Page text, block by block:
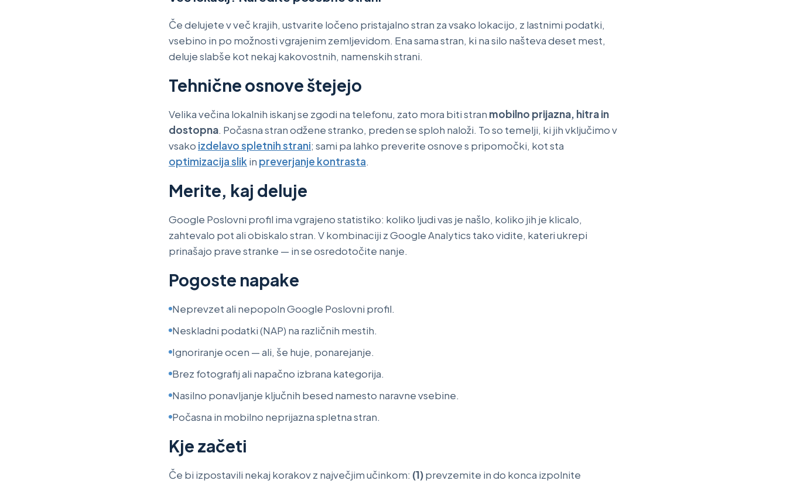
Če delujete v več krajih, ustvarite ločeno pristajalno stran za vsako lokacijo, z lastnimi podatki,
vsebino in po možnosti vgrajenim zemljevidom. Ena sama stran, ki na silo našteva deset mest,
deluje slabše kot nekaj kakovostnih, namenskih strani.
Tehnične osnove štejejo
Velika večina lokalnih iskanj se zgodi na telefonu, zato mora biti stran mobilno prijazna, hitra in
dostopna. Počasna stran odžene stranko, preden se sploh naloži. To so temelji, ki jih vključimo v
vsako izdelavo spletnih strani; sami pa lahko preverite osnove s pripomočki, kot sta
optimizacija slik in preverjanje kontrasta.
Merite, kaj deluje
Google Poslovni profil ima vgrajeno statistiko: koliko ljudi vas je našlo, koliko jih je klicalo,
zahtevalo pot ali obiskalo stran. V kombinaciji z Google Analytics tako vidite, kateri ukrepi
prinašajo prave stranke — in se osredotočite nanje.
Pogoste napake
Neprevzet ali nepopoln Google Poslovni profil.
Neskladni podatki (NAP) na različnih mestih.
Ignoriranje ocen — ali, še huje, ponarejanje.
Brez fotografij ali napačno izbrana kategorija.
Nasilno ponavljanje ključnih besed namesto naravne vsebine.
Počasna in mobilno neprijazna spletna stran.
Kje začeti
Če bi izpostavili nekaj korakov z največjim učinkom: (1)prevzemite in do konca izpolnite